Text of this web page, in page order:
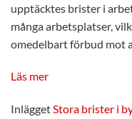
upptäcktes brister i
många arbetsplatser,
omedelbart förbud mot
Läs mer
InläggetStora brister i